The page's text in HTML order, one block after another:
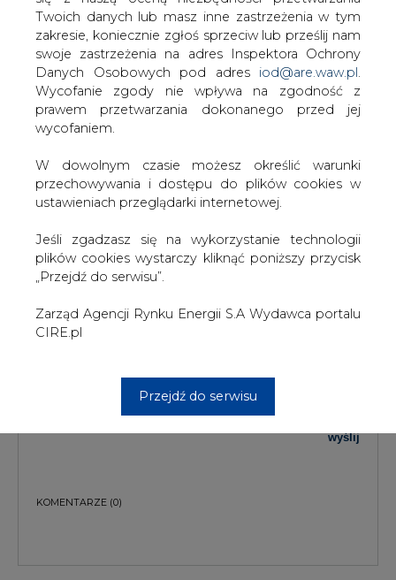
„Przejdź do serwisu”.
Zarząd Agencji Rynku Energii S.A Wydawca portalu
CIRE.pl
PODPIS
Przesłanie komentarza oznacza akceptację zasad korzystania z portalu
wyślij
KOMENTARZE(0)
postaci newslettera pocztą elektroniczną od